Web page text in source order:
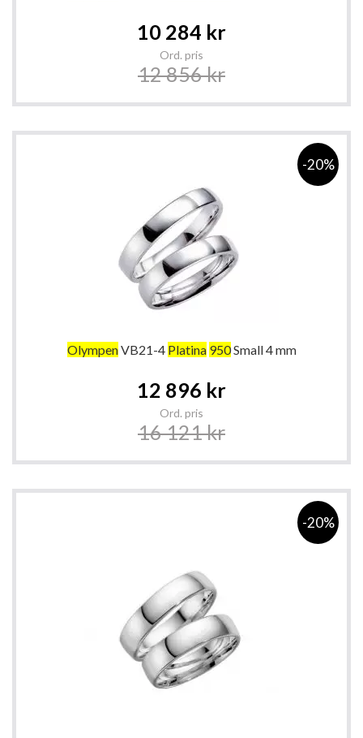
10 284 kr
Ord. pris
12 856 kr
-20%
OlympenVB21-4 Platina 950Small 4 mm
12 896 kr
Ord. pris
16 121 kr
-20%